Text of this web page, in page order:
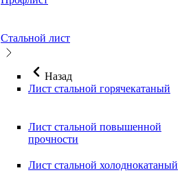
Стальной лист
Назад
Лист стальной горячекатаный
Лист стальной повышенной
прочности
Лист стальной холоднокатаный